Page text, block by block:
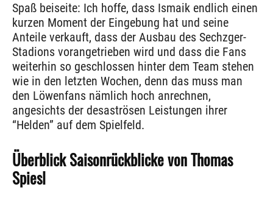
Spaß beiseite: Ich hoffe, dass Ismaik endlich einen
kurzen Moment der Eingebung hat und seine
Anteile verkauft, dass der Ausbau des Sechzger-
Stadions vorangetrieben wird und dass die Fans
weiterhin so geschlossen hinter dem Team stehen
wie in den letzten Wochen, denn das muss man
den Löwenfans nämlich hoch anrechnen,
angesichts der desaströsen Leistungen ihrer
“Helden” auf dem Spielfeld.
Überblick Saisonrückblicke von Thomas
Spiesl